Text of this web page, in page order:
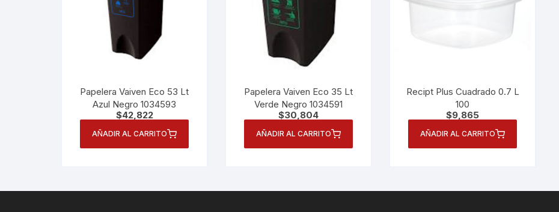
Papelera Vaiven Eco 53 Lt
Azul Negro 1034593
$42,822
AÑADIR AL CARRITO
Papelera Vaiven Eco 35 Lt
Verde Negro 1034591
$30,804
AÑADIR AL CARRITO
Recipt Plus Cuadrado 0.7 L
100
$9,865
AÑADIR AL CARRITO